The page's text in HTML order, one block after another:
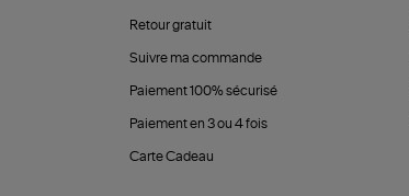
Retour gratuit
Suivre ma commande
Paiement 100% sécurisé
Paiement en 3 ou 4 fois
Carte Cadeau